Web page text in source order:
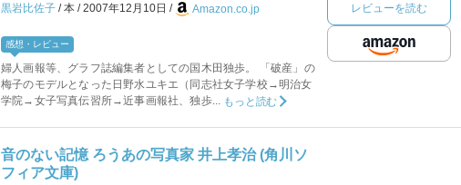
黒岩比佐子 本 2007年12月10日 Amazon.co.jp
感想・レビュー
婦人画報等、グラフ誌編集者としての国木田独歩。 「破産」の
梅子のモデルとなった日野水ユキエ（同志社女子学校→明治女
学院→女子写真伝習所→近事画報社、独歩... もっと読む
レビューを読む
音のない記憶 ろうあの写真家 井上孝治 (角川ソ
フィア文庫)